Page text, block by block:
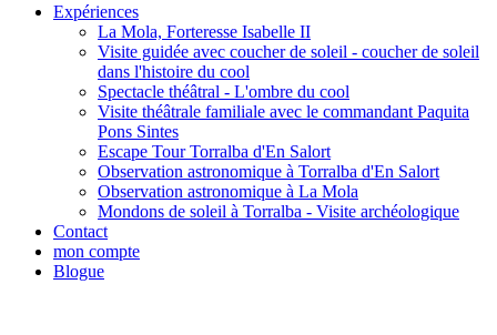
Expériences
La Mola, Forteresse Isabelle II
Visite guidée avec coucher de soleil - coucher de soleil
dans l'histoire du cool
Spectacle théâtral - L'ombre du cool
Visite théâtrale familiale avec le commandant Paquita
Pons Sintes
Escape Tour Torralba d'En Salort
Observation astronomique à Torralba d'En Salort
Observation astronomique à La Mola
Mondons de soleil à Torralba - Visite archéologique
Contact
mon compte
Blogue